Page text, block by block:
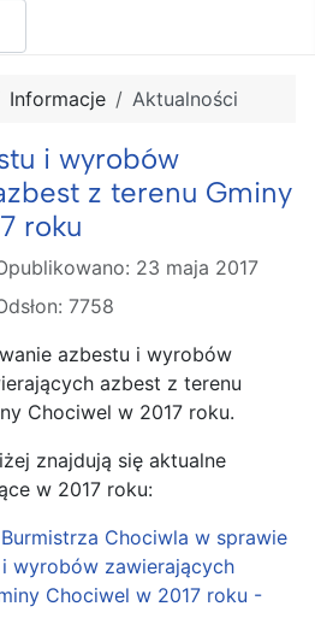
Informacje Aktualności
i wyrobów
z terenu Gminy
roku
23 maja 2017
7758
azbestu i wyrobów
azbest z terenu
Chociwel w 2017 roku.
znajdują się aktualne
w 2017 roku:
Chociwla w sprawie
wyrobów zawierających
Chociwel w 2017 roku -